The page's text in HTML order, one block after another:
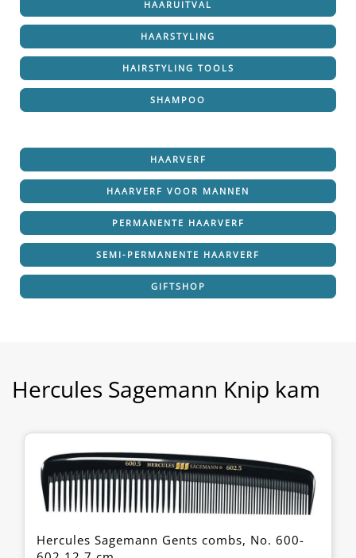
HAARUITVAL
HAARSTYLING
HAIRSTYLING TOOLS
SHAMPOO
HAARVERF
HAARVERF VOOR MANNEN
PERMANENTE HAARVERF
SEMI-PERMANENTE HAARVERF
GIFTSHOP
Hercules Sagemann Knip kam
Hercules Sagemann Gents combs, No. 600-